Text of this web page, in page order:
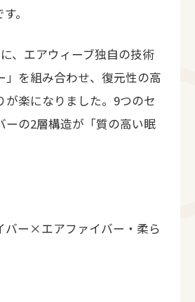
。
、エアウィーブ独自の技術
」を組み合わせ、復元性の高
が楽になりました。9つのセ
ーの2層構造が「質の高い眠
バー×エアファイバー・柔ら